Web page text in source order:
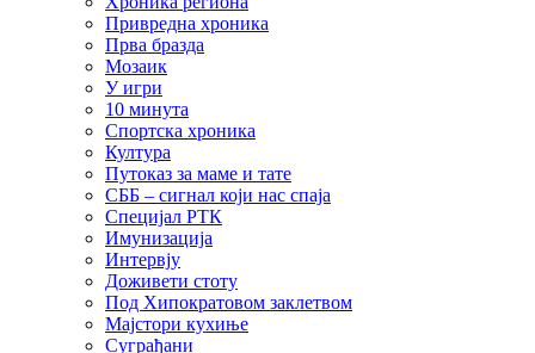
Привредна хроника
Прва бразда
Мозаик
У игри
10 минута
Спортска хроника
Култура
Путоказ за маме и тате
СББ – сигнал који нас спаја
Специјал РТК
Имунизација
Интервју
Доживети стоту
Под Хипократовом заклетвом
Мајстори кухиње
Суграђани